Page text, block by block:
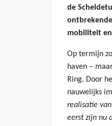
de
mobiliteit
Op termijn
haven –
Ring. Door
nauwelijks
realisatie
eerst zijn nu